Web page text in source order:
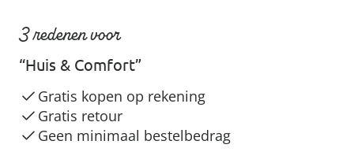
3 redenen voor
“Huis & Comfort”
Gratis kopen op rekening
Gratis retour
Geen minimaal bestelbedrag